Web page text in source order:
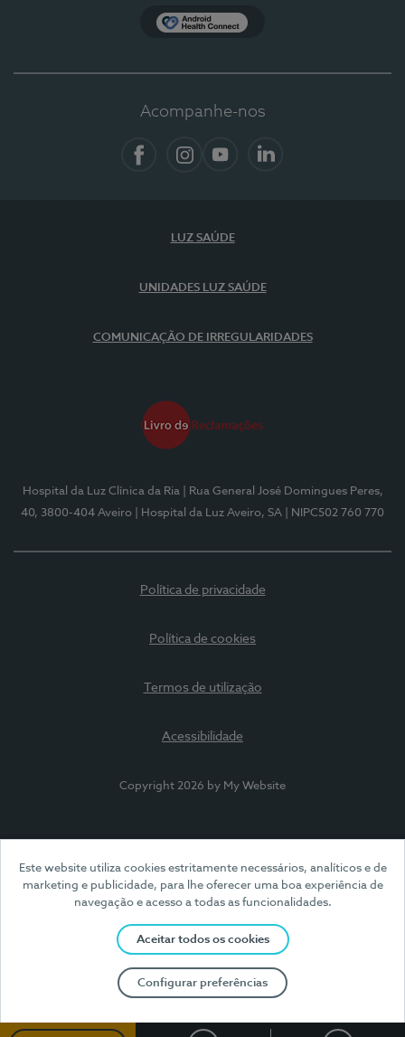
Este website utiliza cookies estritamente necessários, analíticos e de
marketing e publicidade, para lhe oferecer uma boa experiência de
navegação e acesso a todas as funcionalidades.
Aceitar todos os cookies
Configurar preferências
Acompanhe-nos
LUZ SAÚDE
UNIDADES LUZ SAÚDE
COMUNICAÇÃO DE IRREGULARIDADES
Hospital da Luz Clínica da Ria
| Rua General José Domingues Peres,
40, 3800-404 Aveiro
| Hospital da Luz Aveiro, SA | NIPC502 760 770
Política de privacidade
Política de cookies
Termos de utilização
Acessibilidade
Copyright 2026 by My Website